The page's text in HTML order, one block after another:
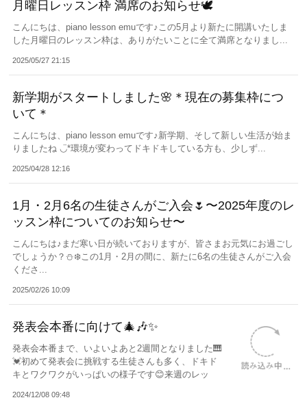
月曜日レッスン枠 満席のお知らせ🕊️
こんにちは、piano lesson emuです♪この5月より新たに開講いたしま
した月曜日のレッスン枠は、ありがたいことに全て満席となりまし...
2025/05/27 21:15
新学期がスタートしました🌸＊現在の募集枠につ
いて＊
こんにちは、piano lesson emuです♪新学期、そして新しい生活が始ま
りましたね ◡̈*環境が変わってドキドキしている方も、少しず...
2025/04/28 12:16
1月・2月6名の生徒さんがご入会🌷〜2025年度のレ
ッスン枠についてのお知らせ〜
こんにちは♪まだ寒い日が続いておりますが、皆さまお元気にお過ごし
でしょうか？⛄️❄️この1月・2月の間に、新たに6名の生徒さんがご入会
くださ...
2025/02/26 10:09
発表会本番に向けて🎄🎶✨
発表会本番まで、いよいよあと2週間となりました🎹
💓初めて発表会に挑戦する生徒さんも多く、ドキド
キとワクワクがいっぱいの様子です😊来週のレッ
2024/12/08 09:48